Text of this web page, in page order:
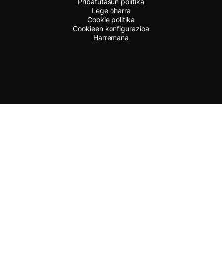
Pribatutasun politika
Lege oharra
Cookie politika
Cookieen konfigurazioa
Harremana